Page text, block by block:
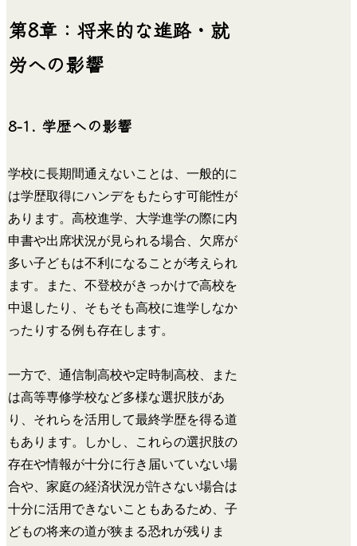
第8章：将来的な進路・就
労への影響
8-1. 学歴への影響
学校に長期間通えないことは、一般的に
は学歴取得にハンデをもたらす可能性が
あります。高校進学、大学進学の際に内
申書や出席状況が見られる場合、欠席が
多い子どもは不利になることが考えられ
ます。また、不登校がきっかけで高校を
中退したり、そもそも高校に進学しなか
ったりする例も存在します。
一方で、通信制高校や定時制高校、また
は高等専修学校など多様な選択肢があ
り、それらを活用して最終学歴を得る道
もあります。しかし、これらの選択肢の
存在や情報が十分に行き届いていない場
合や、家庭の経済状況が許さない場合は
十分に活用できないこともあるため、子
どもの将来の道が狭まる恐れが残りま